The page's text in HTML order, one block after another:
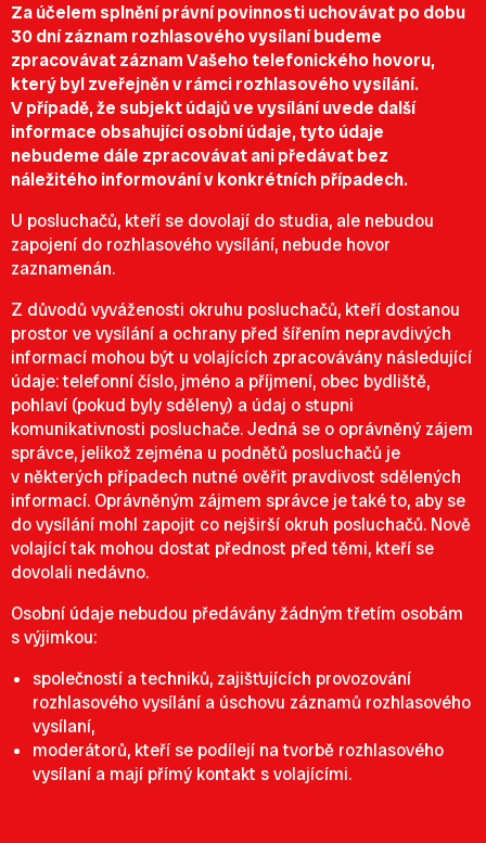
Za účelem splnění právní povinnosti uchovávat po dobu
30 dní záznam rozhlasového vysílaní budeme
zpracovávat záznam Vašeho telefonického hovoru,
který byl zveřejněn v rámci rozhlasového vysílání.
V případě, že subjekt údajů ve vysílání uvede další
informace obsahující osobní údaje, tyto údaje
nebudeme dále zpracovávat ani předávat bez
náležitého informování v konkrétních případech.
U posluchačů, kteří se dovolají do studia, ale nebudou
zapojení do rozhlasového vysílání, nebude hovor
zaznamenán.
Z důvodů vyváženosti okruhu posluchačů, kteří dostanou
prostor ve vysílání a ochrany před šířením nepravdivých
informací mohou být u volajících zpracovávány následující
údaje: telefonní číslo, jméno a příjmení, obec bydliště,
pohlaví (pokud byly sděleny) a údaj o stupni
komunikativnosti posluchače. Jedná se o oprávněný zájem
správce, jelikož zejména u podnětů posluchačů je
v některých případech nutné ověřit pravdivost sdělených
informací. Oprávněným zájmem správce je také to, aby se
do vysílání mohl zapojit co nejširší okruh posluchačů. Nově
volající tak mohou dostat přednost před těmi, kteří se
dovolali nedávno.
Osobní údaje nebudou předávány žádným třetím osobám
s výjimkou:
společností a techniků, zajišťujících provozování
rozhlasového vysílání a úschovu záznamů rozhlasového
vysílaní,
moderátorů, kteří se podílejí na tvorbě rozhlasového
vysílaní a mají přímý kontakt s volajícími.